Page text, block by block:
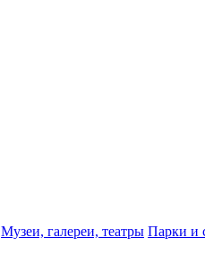
Музеи, галереи, театры Парки и